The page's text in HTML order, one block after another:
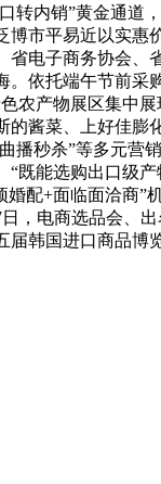
转内销”黄金通道
市平易近以实惠
电子商务协会、
依托端午节前采
农产物展区集中
酱菜、上好佳膨
播秒杀”等多元营
既能选购出口级
配+面临面洽商”
，电商选品会、
韩国进口商品博